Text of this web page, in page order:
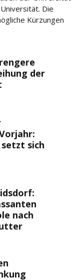
Die
Kürzungen
der
sich
nach